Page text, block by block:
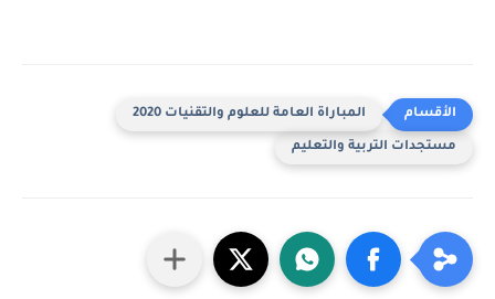
المباراة العامة للعلوم والتقنيات 2020
مستجدات التربية والتعليم